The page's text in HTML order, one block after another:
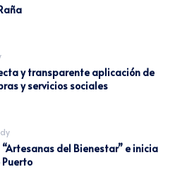
y transparente aplicación de
y servicios sociales
del Bienestar” e inicia